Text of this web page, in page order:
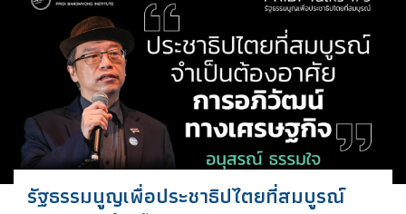
รัฐธรรมนูญเพื่อประชาธิปไตยที่สมบูรณ์